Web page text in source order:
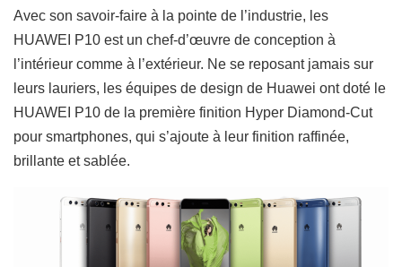
Avec son savoir-faire à la pointe de l’industrie, les
HUAWEI P10 est un chef-d’œuvre de conception à
l’intérieur comme à l’extérieur. Ne se reposant jamais sur
leurs lauriers, les équipes de design de Huawei ont doté le
HUAWEI P10 de la première finition Hyper Diamond-Cut
pour smartphones, qui s’ajoute à leur finition raffinée,
brillante et sablée.